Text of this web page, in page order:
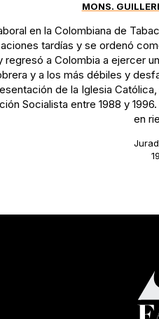
MONS.
en la Colombiana de
tardías y se ordenó
regresó a Colombia a ejercer
y a los más débiles y
de la Iglesia
Socialista entre 1988 y
en